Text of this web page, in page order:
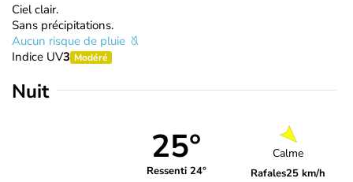
Ciel clair.
Sans précipitations.
Aucun risque de pluie
Indice UV3 Modéré
Nuit
25°
Ressenti 24°
Calme
Rafales25 km/h